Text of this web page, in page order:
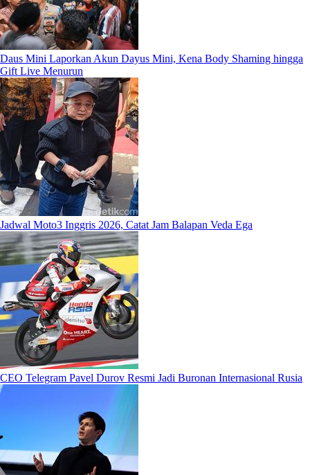
Daus Mini Laporkan Akun Dayus Mini, Kena Body Shaming hingga
Gift Live Menurun
Jadwal Moto3 Inggris 2026, Catat Jam Balapan Veda Ega
CEO Telegram Pavel Durov Resmi Jadi Buronan Internasional Rusia